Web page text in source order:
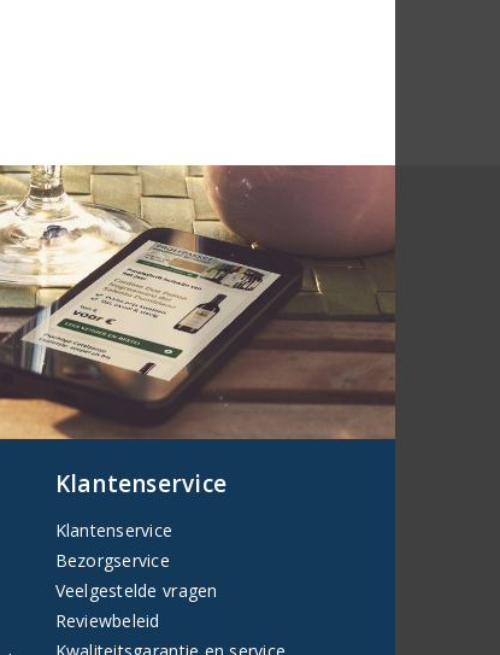
Klantenservice
Klantenservice
Bezorgservice
Veelgestelde vragen
Reviewbeleid